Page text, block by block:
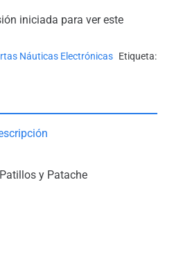
iniciada para ver este
Náuticas Electrónicas Etiqueta:
y Patache